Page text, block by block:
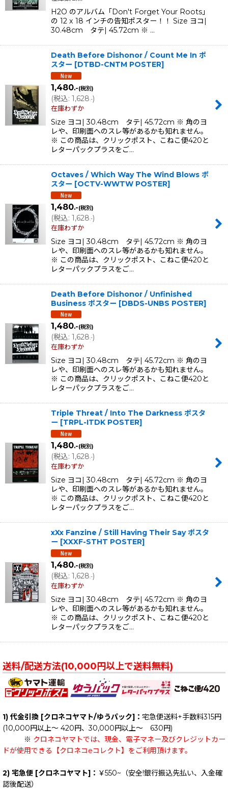
H2O のアルバム「Don't Forget Your Roots」
の 12 x 18 インチの告知ポスター！！ Size ヨコ|
30.48cm タテ| 45.72cm ※ …
Death Before Dishonor / Count Me In ポ
スター [DTBD-CNTM POSTER]
1,480.-(税別)
(税込: 1,628.-)
在庫わずか
Size ヨコ| 30.48cm タテ| 45.72cm ※ 角のヨ
レや、印刷面へのスレ等があるかも知れません。
※ この商品は、クリックポスト、こねこ便420と
レターパックプラスをご…
Octaves / Which Way The Wind Blows ポ
スター [OCTV-WWTW POSTER]
1,480.-(税別)
(税込: 1,628.-)
在庫わずか
Size ヨコ| 30.48cm タテ| 45.72cm ※ 角のヨ
レや、印刷面へのスレ等があるかも知れません。
※ この商品は、クリックポスト、こねこ便420と
レターパックプラスをご…
Death Before Dishonor / Unfinished
Business ポスター [DBDS-UNBS POSTER]
1,480.-(税別)
(税込: 1,628.-)
在庫わずか
Size ヨコ| 30.48cm タテ| 45.72cm ※ 角のヨ
レや、印刷面へのスレ等があるかも知れません。
※ この商品は、クリックポスト、こねこ便420と
レターパックプラスをご…
Triple Threat / Into The Darkness ポスタ
ー [TRPL-ITDK POSTER]
1,480.-(税別)
(税込: 1,628.-)
在庫わずか
Size ヨコ| 30.48cm タテ| 45.72cm ※ 角のヨ
レや、印刷面へのスレ等があるかも知れません。
※ この商品は、クリックポスト、こねこ便420と
レターパックプラスをご…
xXx Fanzine / Still Having Their Say ポスタ
ー [XXXF-STHT POSTER]
1,480.-(税別)
(税込: 1,628.-)
在庫わずか
Size ヨコ| 30.48cm タテ| 45.72cm ※ 角のヨ
レや、印刷面へのスレ等があるかも知れません。
※ この商品は、クリックポスト、こねこ便420と
レターパックプラスをご…
送料/配送方法(10,000円以上で送料無料)
1) 代金引換 [クロネコヤマト/ゆうパック]： 宅急便送料+手数料315円
(10,000円以上～ 420円、30,000円以上～ 630円)
※ クロネコヤマトでは、現金、電子マネー及びクレジットカー
ドが使用できる【クロネコeコレクト】をご利用頂けます。
2) 宅急便 [クロネコヤマト]： ￥550~（安全!銀行振込先払い、入金確
認後配送）